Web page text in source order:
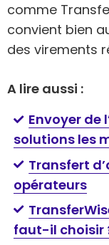
comme
convient bien
des virements
A lire aussi :
Envoyer de
solutions les
Transfert
opérateurs
faut-il choisir